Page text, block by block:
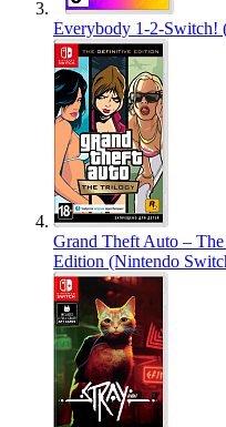
Everybody 1-2-Switch!
Grand Theft Auto –
Edition (Nintendo